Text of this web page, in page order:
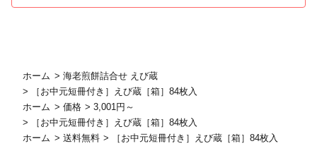
ホーム > 海老煎餅詰合せ えび蔵
>
［お中元短冊付き］えび蔵［箱］84枚入
ホーム > 価格 >3,001円～
>
［お中元短冊付き］えび蔵［箱］84枚入
ホーム > 送料無料 > ［お中元短冊付き］えび蔵［箱］84枚入